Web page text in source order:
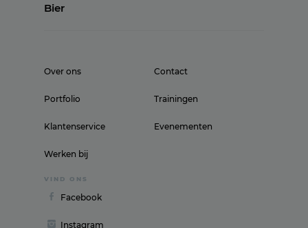
Bier
Over ons
Portfolio
Klantenservice
Werken bij
Contact
Trainingen
Evenementen
VIND ONS
Facebook
Instagram